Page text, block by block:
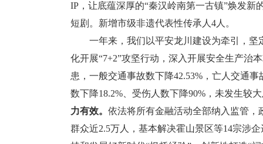
IP，让底蕴深厚的“秦汉岭南第一古镇”焕发
短剧。新增市级非遗代表性传承人4人。
一年来，我们以平安龙川建设为牵引，坚
化开展“7+2”攻坚行动，深入开展安全生产治
患，一般交通事故数下降42.53%，亡人交通
数下降18.2%、受伤人数下降90%，未发生较
力有效。 依法将所有金融活动全部纳入监管，
群众近2.5万人，基本解决霍山景区等14宗涉